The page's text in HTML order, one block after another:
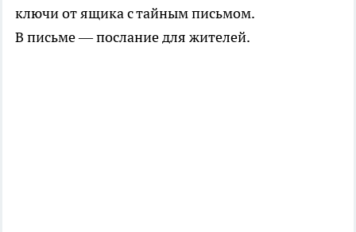
ключи от ящика с тайным письмом.
В письме — послание для жителей.